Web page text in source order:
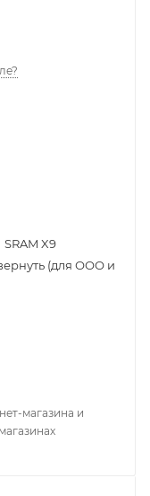
SRAM X9
(для ООО и
магазина и